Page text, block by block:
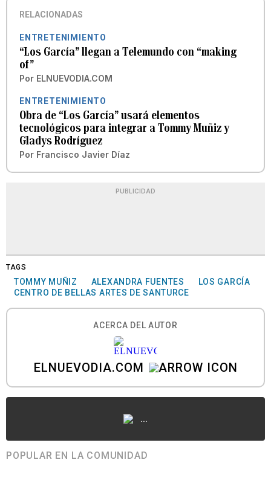
RELACIONADAS
ENTRETENIMIENTO
“Los García” llegan a Telemundo con “making
of”
Por ELNUEVODIA.COM
ENTRETENIMIENTO
Obra de “Los García” usará elementos
tecnológicos para integrar a Tommy Muñiz y
Gladys Rodríguez
Por Francisco Javier Díaz
PUBLICIDAD
TAGS
TOMMY MUÑIZ ALEXANDRA FUENTES
LOS GARCÍA
CENTRO DE BELLAS ARTES DE SANTURCE
ACERCA DEL AUTOR
ELNUEVODIA.COM
...
POPULAR EN LA COMUNIDAD